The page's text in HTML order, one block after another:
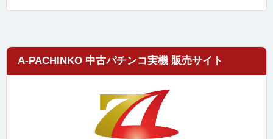
A-PACHINKO 中古パチンコ実機 販売サイト